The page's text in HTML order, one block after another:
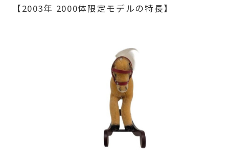
【2003年 2000体限定モデルの特長】